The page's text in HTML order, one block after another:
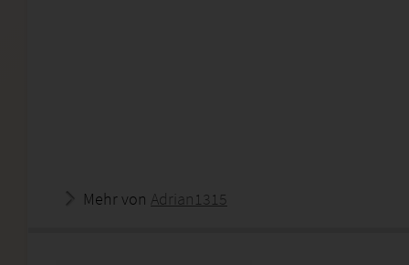
Mehr von Adrian1315